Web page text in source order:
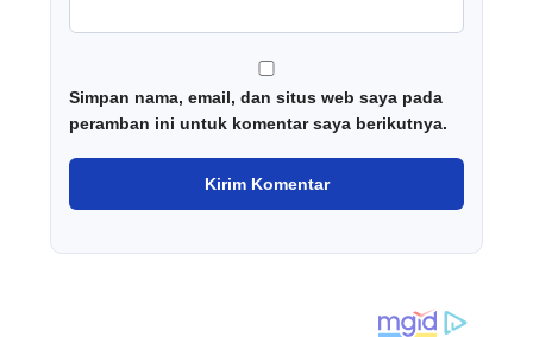
Simpan nama, email, dan situs web saya pada
peramban ini untuk komentar saya berikutnya.